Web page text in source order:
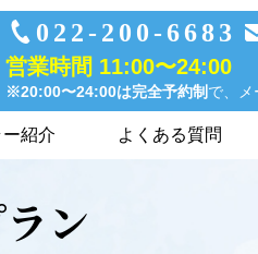
022-200-6683
営業時間 11:00〜24:00
※20:00〜24:00は完全予約制 で、メ
紹介 よくある質問
ン